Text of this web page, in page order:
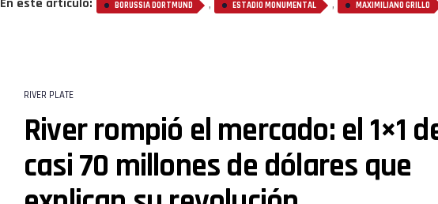
En este artículo: BORUSSIA DORTMUND , ESTADIO MONUMENTAL , MAXIMILIANO GRILLO
RIVER PLATE
River rompió el mercado: el 1×1
casi 70 millones de dólares que